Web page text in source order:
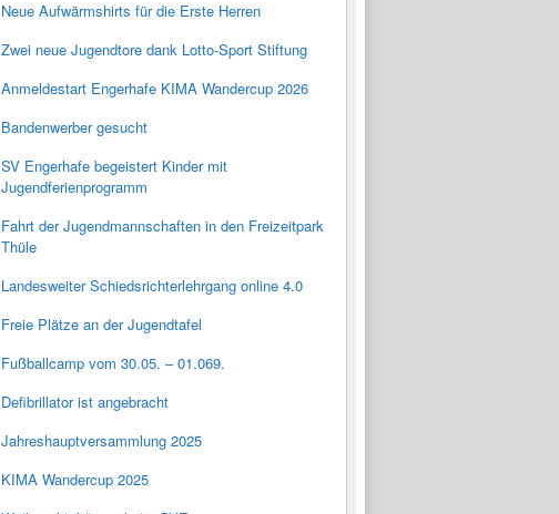
Neue Aufwärmshirts für die Erste Herren
Zwei neue Jugendtore dank Lotto-Sport Stiftung
Anmeldestart Engerhafe KIMA Wandercup 2026
Bandenwerber gesucht
SV Engerhafe begeistert Kinder mit
Jugendferienprogramm
Fahrt der Jugendmannschaften in den Freizeitpark
Thüle
Landesweiter Schiedsrichterlehrgang online 4.0
Freie Plätze an der Jugendtafel
Fußballcamp vom 30.05. – 01.069.
Defibrillator ist angebracht
Jahreshauptversammlung 2025
KIMA Wandercup 2025